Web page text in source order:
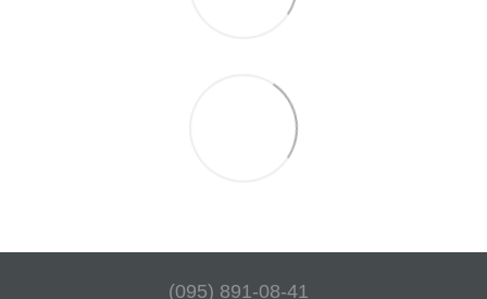
(095) 891-08-41